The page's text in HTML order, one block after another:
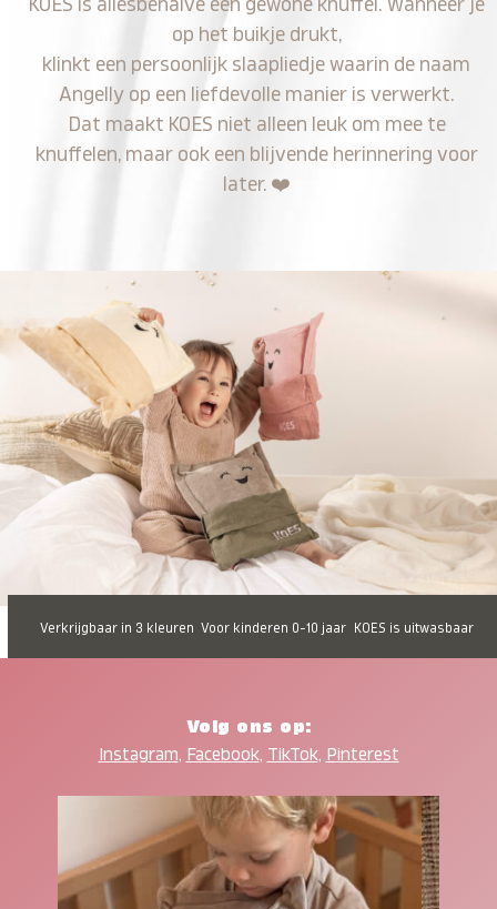
KOES is allesbehalve een gewone knuffel. Wanneer je
op het buikje drukt,
klinkt een persoonlijk slaapliedje waarin de naam
Angelly op een liefdevolle manier is verwerkt.
Dat maakt KOES niet alleen leuk om mee te
knuffelen, maar ook een blijvende herinnering voor
later. ❤️
Verkrijgbaar in 3 kleuren Voor kinderen 0-10 jaar KOES is uitwasbaar
Volg ons op:
Instagram, Facebook, TikTok, Pinterest